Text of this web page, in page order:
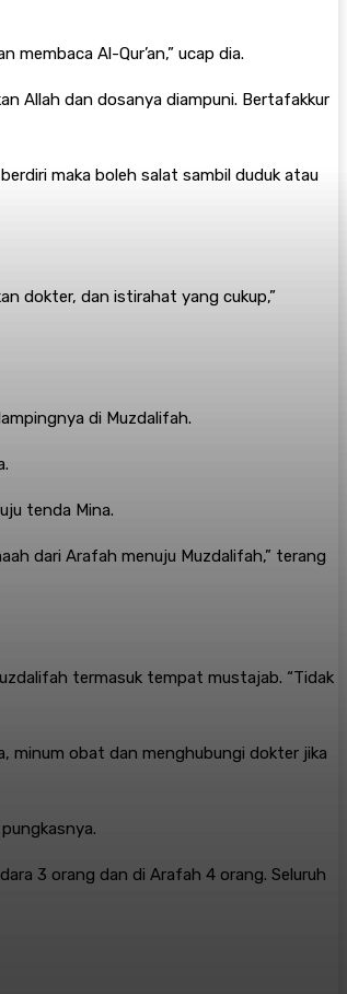
Al-Qur’an,” ucap dia.
Allah dan dosanya diampuni. Bertafakkur
maka boleh salat sambil duduk atau
dokter, dan istirahat yang cukup,”
di Muzdalifah.
tenda Mina.
dari Arafah menuju Muzdalifah,” terang
termasuk tempat mustajab. “Tidak
minum obat dan menghubungi dokter jika
3 orang dan di Arafah 4 orang. Seluruh